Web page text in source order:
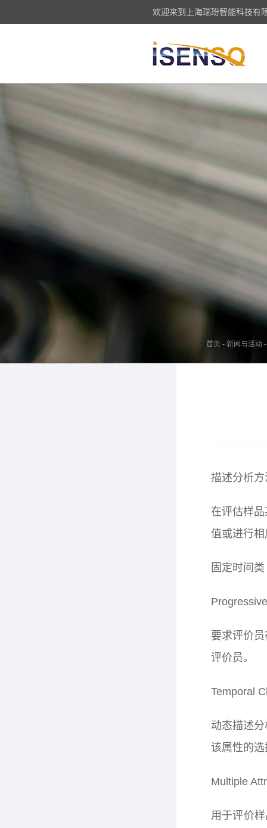
欢迎来到上海瑞玢智能科技有
首页 - 新闻与活动 -
描述分析
在评估样
值或进行
固定时间类
要求评价
评价员。
Temporal
动态描述
该属性的
Multiple
用于评价